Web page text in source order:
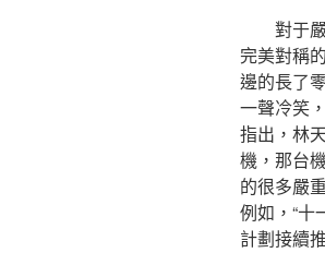
對于
完美對稱
邊的長了
一聲冷笑
指出，林
機，那台
的很多嚴
例如，“十
計劃接續